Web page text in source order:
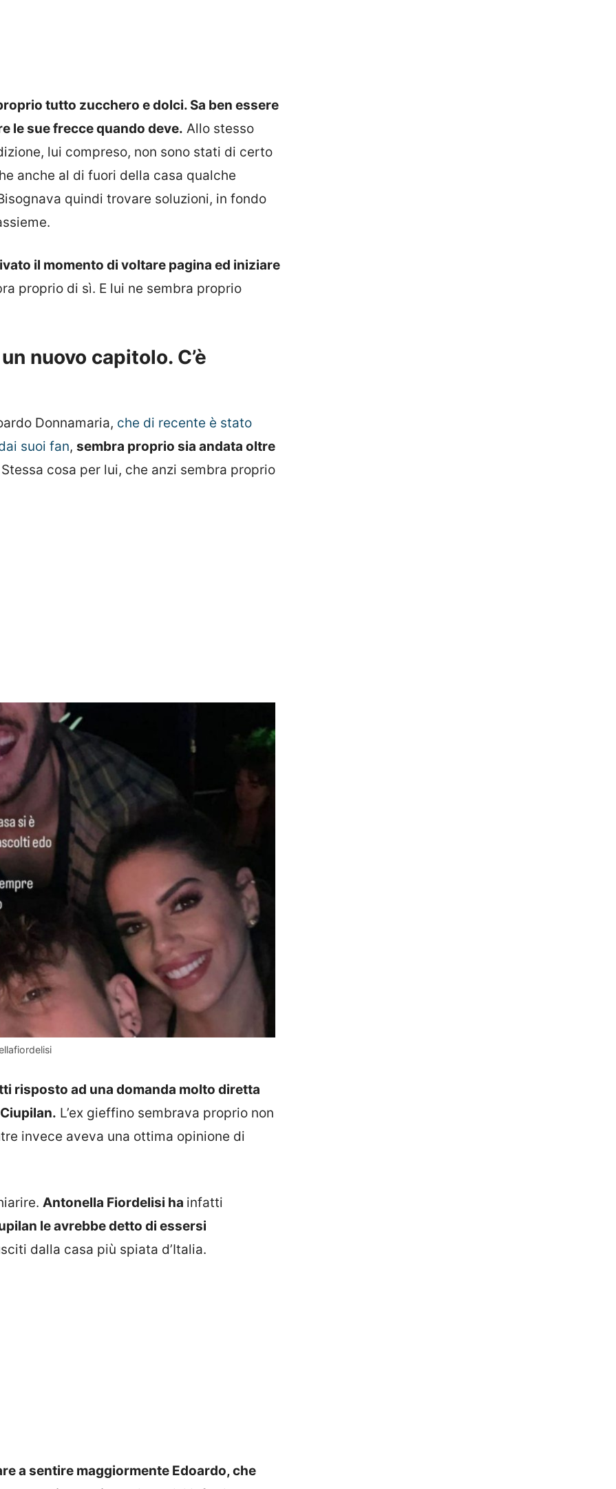
tutto zucchero e dolci. Sa ben essere
le sue frecce quando deve. Allo stesso
lui compreso, non sono stati di certo
anche al di fuori della casa qualche
quindi trovare soluzioni, in fondo
il momento di voltare pagina ed iniziare
proprio di sì. E lui ne sembra proprio
nuovo capitolo. C’è
Donnamaria, che di recente è stato
suoi fan, sembra proprio sia andata oltre
Stessa cosa per lui, che anzi sembra proprio
risposto ad una domanda molto diretta
L’ex gieffino sembrava proprio non
invece aveva una ottima opinione di
Antonella Fiordelisi ha infatti
le avrebbe detto di essersi
dalla casa più spiata d’Italia.
a sentire maggiormente Edoardo, che